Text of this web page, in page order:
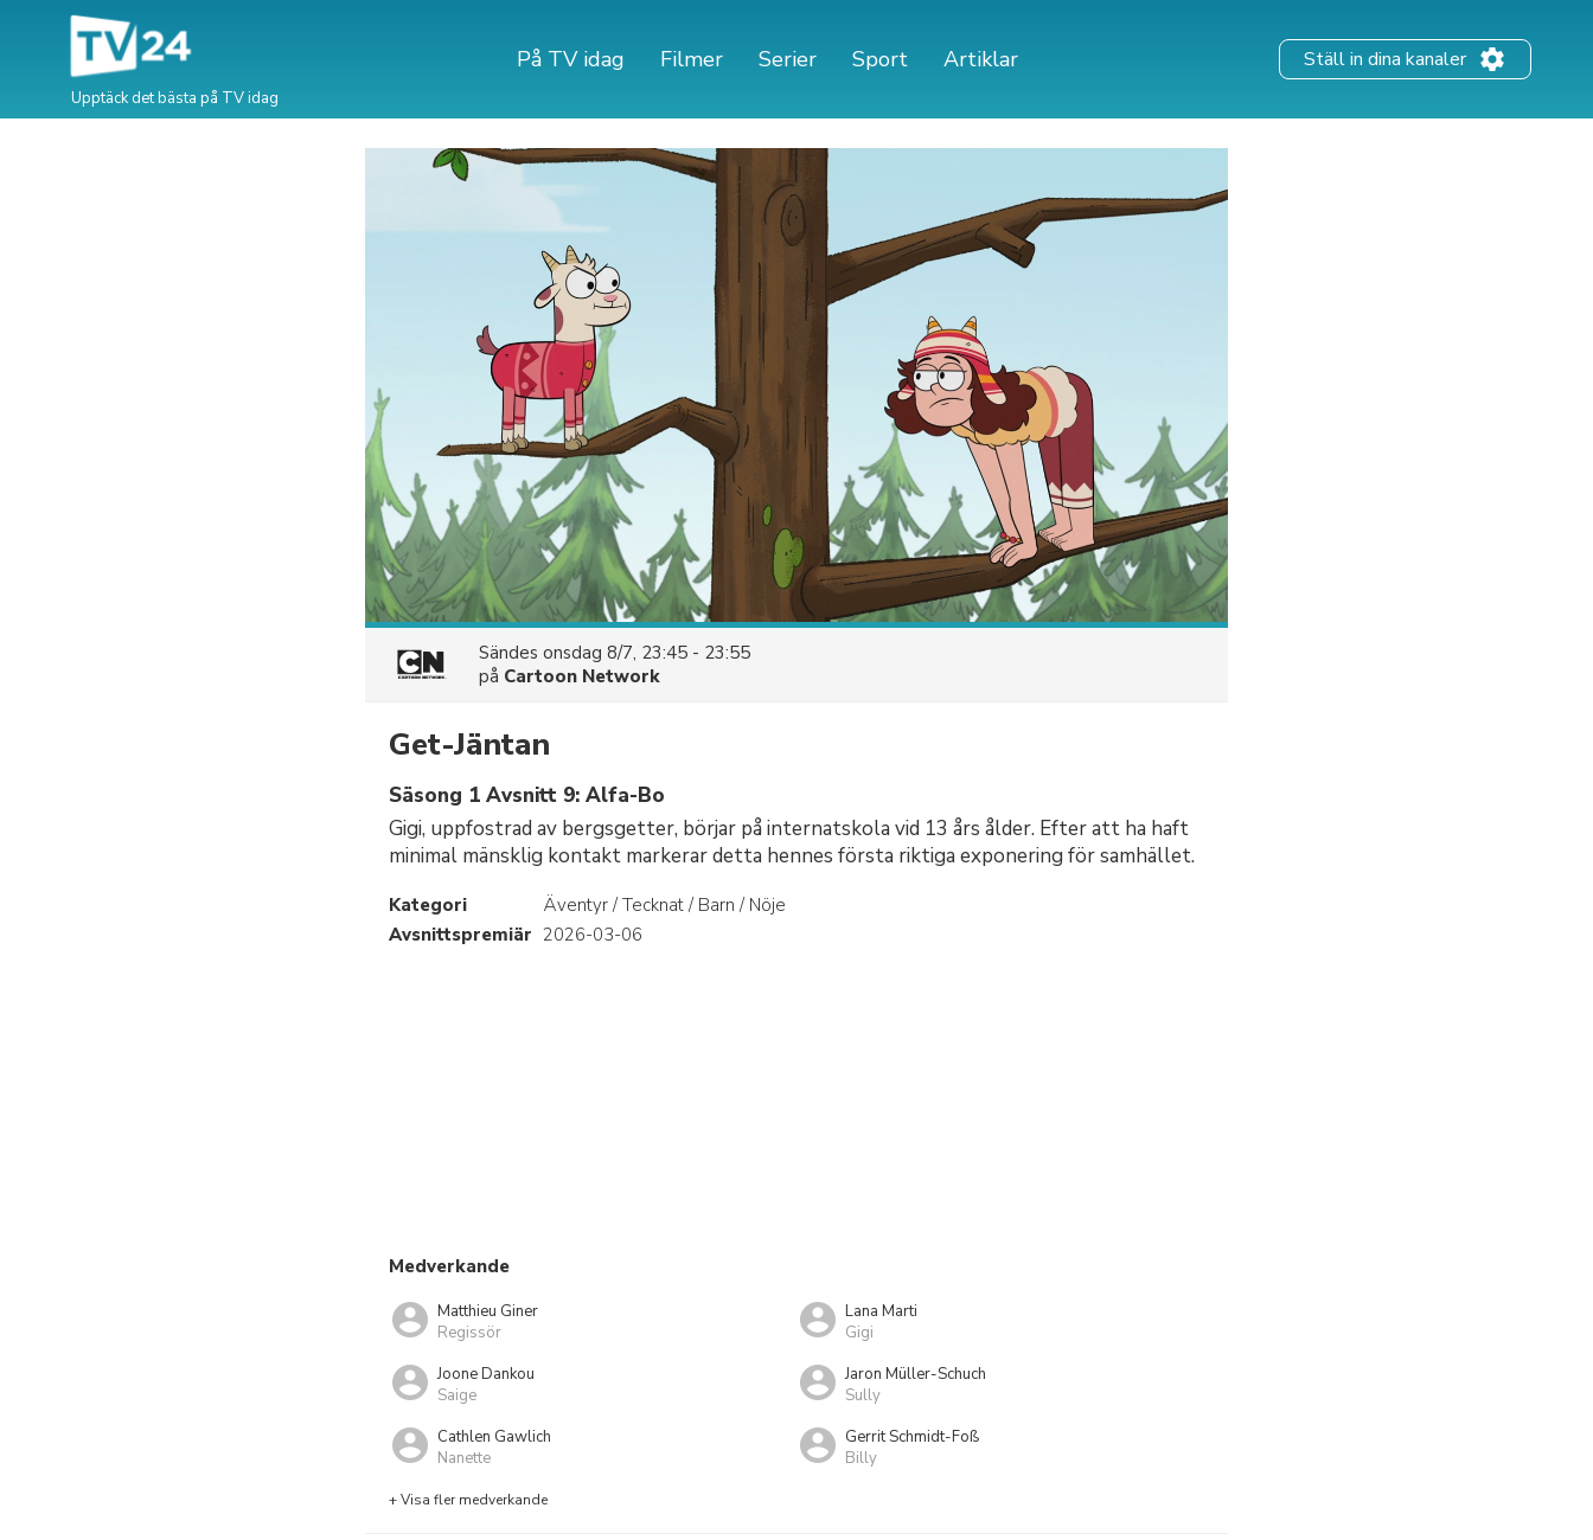
Upptäck det bästa på TV idag
På TV idag Filmer Serier Sport Artiklar Ställ in dina kanaler
Sändes onsdag 8/7, 23:45 - 23:55
på Cartoon Network
Get-Jäntan
Säsong 1 Avsnitt 9: Alfa-Bo
Gigi, uppfostrad av bergsgetter, börjar på internatskola vid 13 års ålder. Efter att ha haft
minimal mänsklig kontakt markerar detta hennes första riktiga exponering för samhället.
Kategori
Äventyr / Tecknat / Barn / Nöje
Avsnittspremiär 2026-03-06
Medverkande
Matthieu Giner
Regissör
Lana Marti
Gigi
Joone Dankou
Saige
Jaron Müller-Schuch
Sully
Cathlen Gawlich
Nanette
Gerrit Schmidt-Foß
Billy
+ Visa fler medverkande